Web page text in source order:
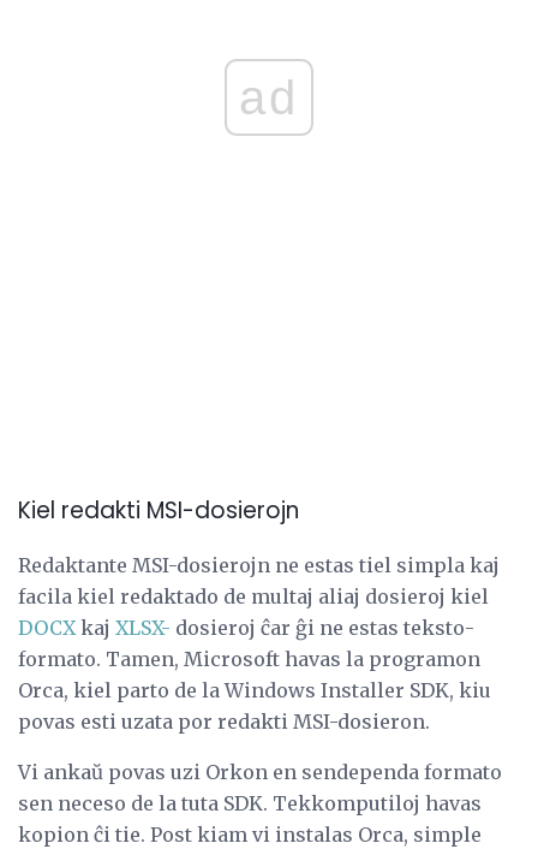
ad
Kiel redakti MSI-dosierojn
Redaktante MSI-dosierojn ne estas tiel simpla kaj
facila kiel redaktado de multaj aliaj dosieroj kiel
DOCXkaj XLSX- dosieroj ĉar ĝi ne estas teksto-
formato. Tamen, Microsoft havas la programon
Orca, kiel parto de la Windows Installer SDK, kiu
povas esti uzata por redakti MSI-dosieron.
Vi ankaŭ povas uzi Orkon en sendependa formato
sen neceso de la tuta SDK. Tekkomputiloj havas
kopion ĉi tie. Post kiam vi instalas Orca, simple